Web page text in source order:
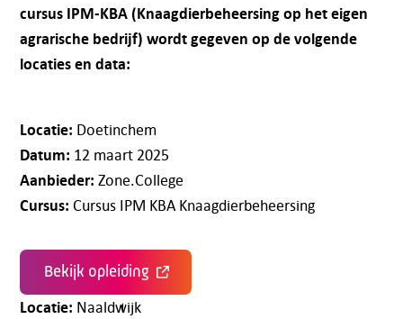
Contactformulier
cursus IPM-KBA (Knaagdierbeheersing op het eigen
agrarische bedrijf) wordt gegeven op de volgende
locaties en data:
Locatie: Doetinchem
Datum: 12 maart 2025
Aanbieder: Zone.College
Cursus: Cursus IPM KBA Knaagdierbeheersing
Bekijk opleiding
Locatie: Naaldwijk